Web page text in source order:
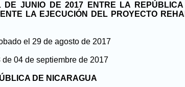
DE JUNIO DE 2017 ENTRE LA
LA EJECUCIÓN DEL PROYECTO
el 29 de agosto de 2017
04 de septiembre de 2017
DE NICARAGUA